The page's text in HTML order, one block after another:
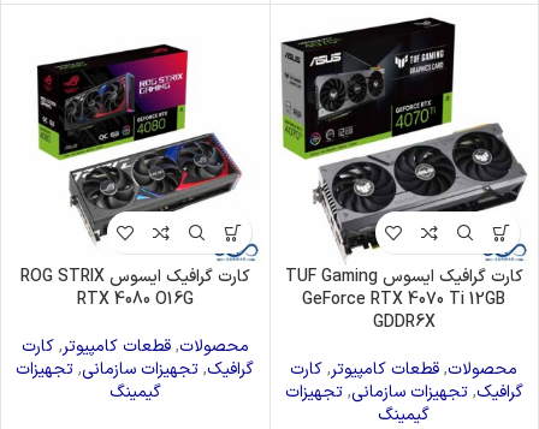
کارت گرافیک ایسوس TUF Gaming
GeForce RTX 4070 Ti 12GB
GDDR6X
محصولات,قطعات کامپیوتر,کارت
گرافیک,تجهیزات سازمانی,تجهیزات
گیمینگ
کارت گرافیک ایسوس ROG STRIX
RTX 4080 O16G
محصولات,قطعات کامپیوتر,کارت
گرافیک,تجهیزات سازمانی,تجهیزات
گیمینگ